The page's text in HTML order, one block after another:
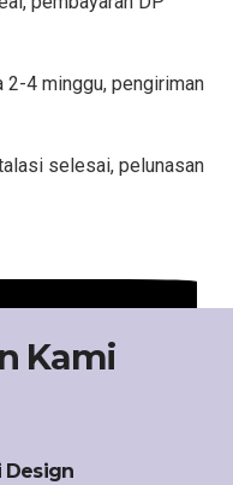
4 minggu, pengiriman
selesai, pelunasan
Kami
Design